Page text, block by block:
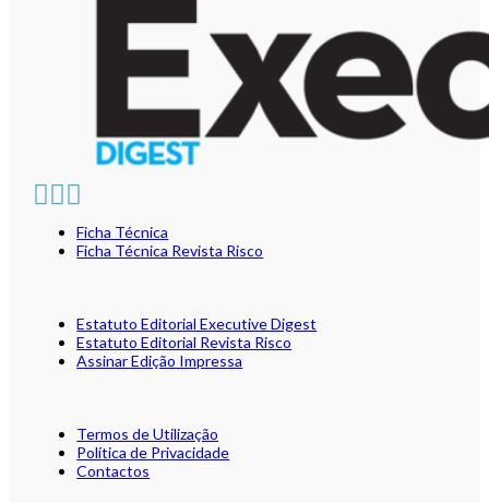
Ficha Técnica
Ficha Técnica Revista Risco
Estatuto Editorial Executive Digest
Estatuto Editorial Revista Risco
Assinar Edição Impressa
Termos de Utilização
Política de Privacidade
Contactos